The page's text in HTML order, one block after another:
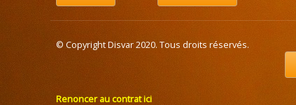
© Copyright Disvar 2020. Tous droits réservés.
Renoncer au contrat ici